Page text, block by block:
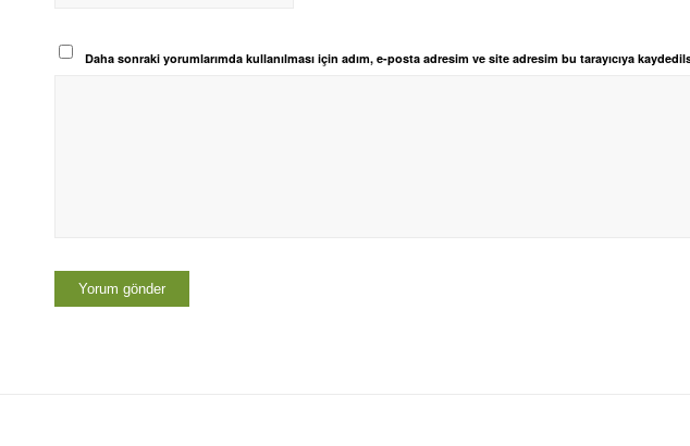
Daha sonraki yorumlarımda kullanılması için adım, e-posta adresim ve site adresim bu tarayıcıya